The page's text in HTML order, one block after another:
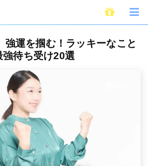
【2026年最新】強運を掴む！ラッキーなことが
強運を掴む！ラッキーなこと
待ち受け20選